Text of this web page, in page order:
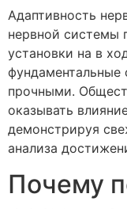
Адаптивность
нервной системы
установки на в
фундаментальные
прочными.
оказывать
демонстрируя
анализа
Почему